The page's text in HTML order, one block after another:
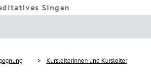
Singen
Kursleiterinnen und Kursleiter